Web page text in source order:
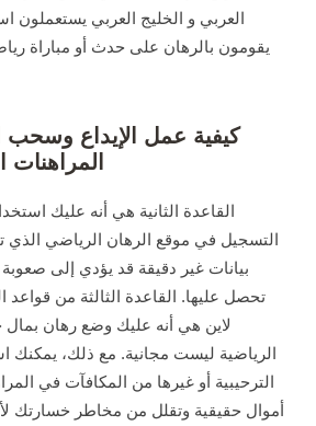
العربي و الخليج العربي يستعملون
يقومون بالرهان على حدث أو مباراة
كيفية عمل الإيداع وسحب
المراهنات
القاعدة الثانية هي أنه عليك
التسجيل في موقع الرهان الرياضي الذي
بيانات غير دقيقة قد يؤدي إلى
تحصل عليها. القاعدة الثالثة من قواعد
لاين هي أنه عليك وضع رهان بمال
الرياضية ليست مجانية. مع ذلك، يمكنك
الترحيبية أو غيرها من المكافآت في
أموال حقيقية وتقلل من مخاطر خسارتك